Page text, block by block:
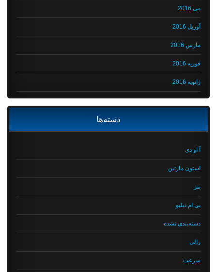
می 2016
آوریل 2016
مارس 2016
فوریه 2016
ژانویه 2016
دسته‌ها
آ او دی
استون مارتین
بی ام دبلیو
دسته‌بندی نشده
رالی
سرعت